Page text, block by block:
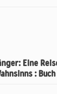
Eine
: Buch